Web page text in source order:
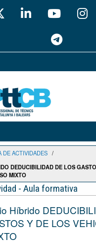
DE ACTIVIDADES /
DEDUCIBILIDAD DE LOS
MIXTO
- Aula formativa
Híbrido
Y DE LOS